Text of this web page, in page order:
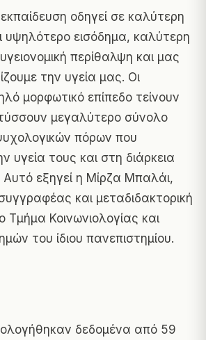
οδηγεί σε καλύτερη
εισόδημα, καλύτερη
περίθαλψη και μας
την υγεία μας. Οι
μορφωτικό επίπεδο τείνουν
μεγαλύτερο σύνολο
πόρων που
υγεία τους και στη διάρκεια
εξηγεί η Μίρζα Μπαλάι,
και μεταδιδακτορική
Τμήμα Κοινωνιολογίας και
του ίδιου πανεπιστημίου.
δεδομένα από 59